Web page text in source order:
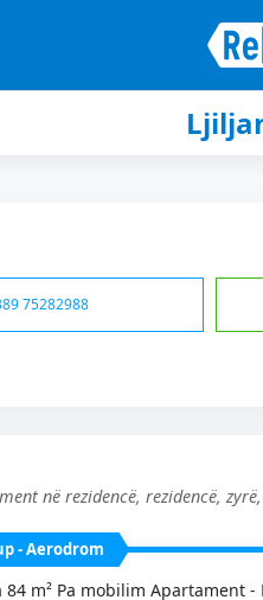
75282988
në rezidencë, rezidencë,
- Aerodrom
m² Pa mobilim Apartament -